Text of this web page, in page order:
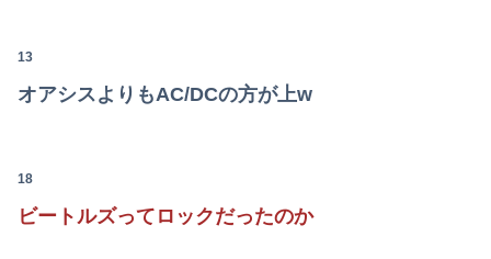
13
オアシスよりもAC/DCの方が上w
18
ビートルズってロックだったのか